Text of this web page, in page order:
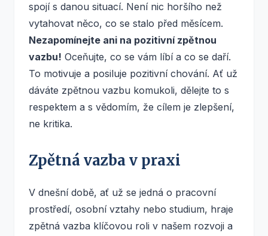
spojí s danou situací. Není nic horšího než
vytahovat něco, co se stalo před měsícem.
Nezapomínejte ani na pozitivní zpětnou
vazbu! Oceňujte, co se vám líbí a co se daří.
To motivuje a posiluje pozitivní chování. Ať už
dáváte zpětnou vazbu komukoli, dělejte to s
respektem a s vědomím, že cílem je zlepšení,
ne kritika.
Zpětná vazba v praxi
V dnešní době, ať už se jedná o pracovní
prostředí, osobní vztahy nebo studium, hraje
zpětná vazba klíčovou roli v našem rozvoji a